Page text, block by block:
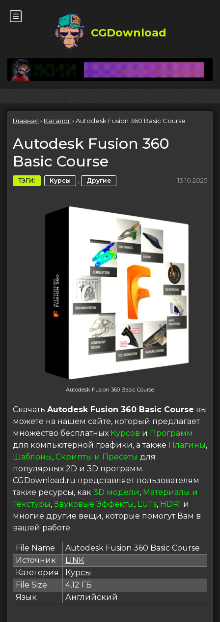
CGDownload
Главная › Каталог› Autodesk Fusion 360 Basic Course
Autodesk Fusion 360
Basic Course
ТЭГИ: Курсы , Другие 13.10.2025
Autodesk Fusion 360 Basic Course
Скачать Autodesk Fusion 360 Basic Course вы
можете на нашем сайте, который предлагает
множество бесплатных Курсов и Программ
для компьютерной графики, а также Плагины,
Шаблоны, Скрипты и Пресеты для
популярных 2D и 3D программ.
CGDownload.ru представляет пользователям
такие ресурсы, как 3D модели, Материалы и
Текстуры,Звуковые Эффекты, LUTs, HDRI и
многие другие вещи, которые помогут Вам в
вашей работе.
File Name
Autodesk Fusion 360 Basic Course
Источник
LINK
Категория
Курсы
File Size
4,12 ГБ
Язык
Английский